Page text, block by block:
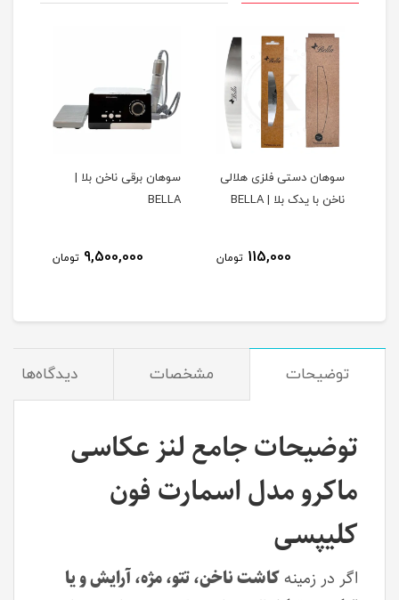
سوهان دستی فلزی هلالی
ناخن با یدک بلا | BELLA
115,000 تومان
سوهان برقی ناخن بلا |
BELLA
9,500,000 تومان
توضیحات مشخصات دیدگاه‌ها
توضیحات جامع لنز عکاسی
ماکرو مدل اسمارت فون
کلیپسی
اگر در زمینهکاشت ناخن، تتو، مژه، آرایش و یا